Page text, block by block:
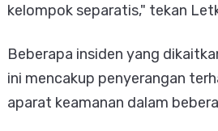
kelompok separatis," tekan
Beberapa insiden yang
ini mencakup penyerangan
aparat keamanan dalam